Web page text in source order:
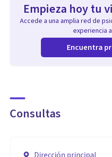
Empieza hoy tu
Accede a una amplia red de
experiencia
Encuentra
Consultas